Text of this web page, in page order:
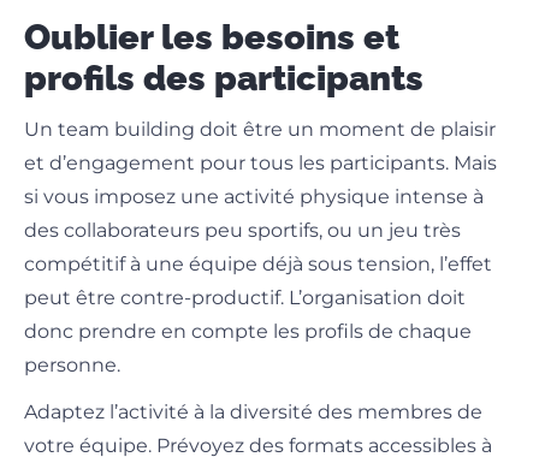
Oublier les besoins et
profils des participants
Un team building doit être un moment de plaisir
et d’engagement pour tous les participants. Mais
si vous imposez une activité physique intense à
des collaborateurs peu sportifs, ou un jeu très
compétitif à une équipe déjà sous tension, l’effet
peut être contre-productif. L’organisation doit
donc prendre en compte les profils de chaque
personne.
Adaptez l’activité à la diversité des membres de
votre équipe. Prévoyez des formats accessibles à